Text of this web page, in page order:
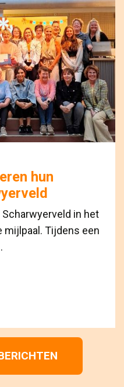
hun
in het
mijlpaal. Tijdens een